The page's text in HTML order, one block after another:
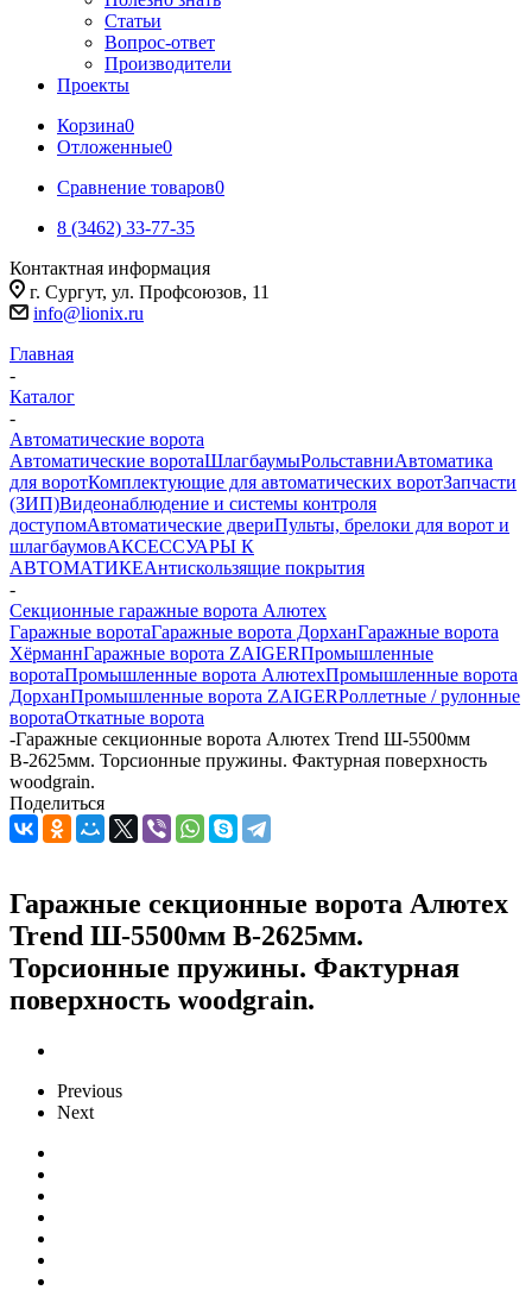
Статьи
Вопрос-ответ
Производители
Проекты
Корзина0
Отложенные0
Сравнение товаров0
8 (3462) 33-77-35
Контактная информация
г. Сургут, ул. Профсоюзов, 11
info@lionix.ru
Главная
-
Каталог
-
Автоматические ворота
Автоматические воротаШлагбаумыРольставниАвтоматика
для воротКомплектующие для автоматических воротЗапчасти
(ЗИП)Видеонаблюдение и системы контроля
доступомАвтоматические двериПульты, брелоки для ворот и
шлагбаумовАКСЕССУАРЫ К
АВТОМАТИКЕАнтискользящие покрытия
-
Секционные гаражные ворота Алютех
Гаражные воротаГаражные ворота ДорханГаражные ворота
ХёрманнГаражные ворота ZAIGERПромышленные
воротаПромышленные ворота АлютехПромышленные ворота
ДорханПромышленные ворота ZAIGERРоллетные / рулонные
воротаОткатные ворота
-Гаражные секционные ворота Алютех Trend Ш-5500мм
В-2625мм. Торсионные пружины. Фактурная поверхность
woodgrain.
Поделиться
Гаражные секционные ворота Алютех
Trend Ш-5500мм В-2625мм.
Торсионные пружины. Фактурная
поверхность woodgrain.
Previous
Next